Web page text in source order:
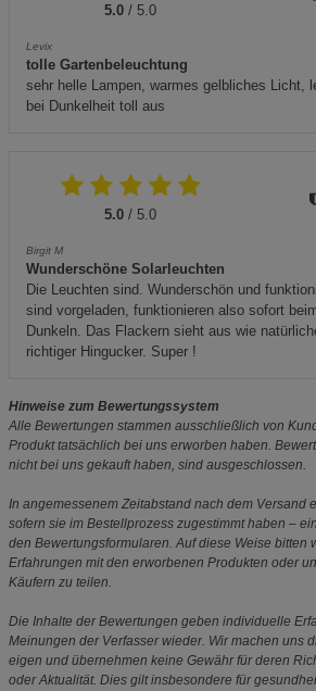
5.0 / 5.0
Levix
tolle Gartenbeleuchtung
sehr helle Lampen, warmes gelbliches Licht,
bei Dunkelheit toll aus
5.0 / 5.0
Birgit M
Wunderschöne Solarleuchten
Die Leuchten sind. Wunderschön und
sind vorgeladen, funktionieren also sofort
Dunkeln. Das Flackern sieht aus wie
richtiger Hingucker. Super !
Hinweise zum Bewertungssystem
Alle Bewertungen stammen ausschließlich von
Produkt tatsächlich bei uns erworben haben.
nicht bei uns gekauft haben, sind ausgeschlossen.
In angemessenem Zeitabstand nach dem Versand
sofern sie im Bestellprozess zugestimmt haben –
den Bewertungsformularen. Auf diese Weise bitten
Erfahrungen mit den erworbenen Produkten oder
Käufern zu teilen.
Die Inhalte der Bewertungen geben individuelle
Meinungen der Verfasser wieder. Wir machen uns
eigen und übernehmen keine Gewähr für deren
oder Aktualität. Dies gilt insbesondere für